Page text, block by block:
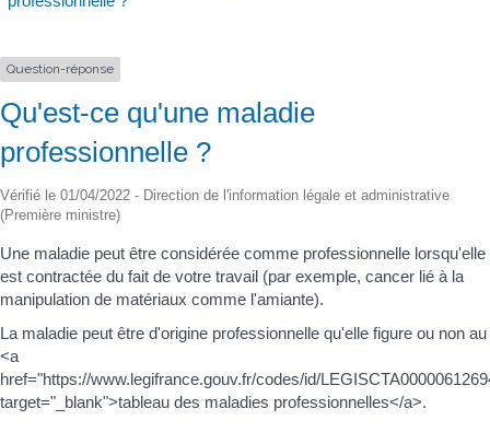
Question-réponse
Qu'est-ce qu'une maladie
professionnelle ?
Vérifié le 01/04/2022 - Direction de l'information légale et administrative
(Première ministre)
Une maladie peut être considérée comme professionnelle lorsqu'elle
est contractée du fait de votre travail (par exemple, cancer lié à la
manipulation de matériaux comme l'amiante).
La maladie peut être d'origine professionnelle qu'elle figure ou non au
<a
href="https://www.legifrance.gouv.fr/codes/id/
target="_blank">tableau des maladies professionnelles</a>.